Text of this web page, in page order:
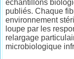
échantillons
publiés. Chaque
environnement
loupe par les
relargage
microbiologique